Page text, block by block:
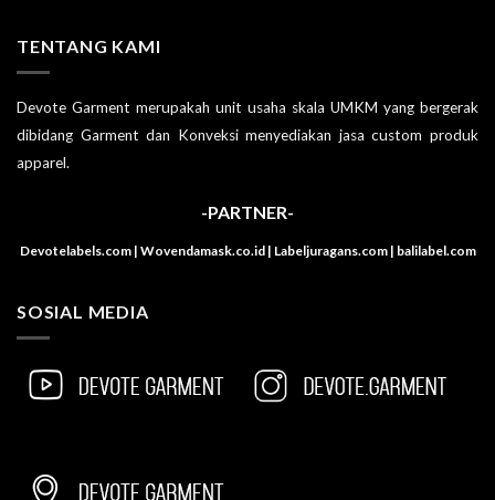
TENTANG KAMI
Devote Garment merupakah unit usaha skala UMKM yang bergerak
dibidang Garment dan Konveksi menyediakan jasa custom produk
apparel.
-PARTNER-
Devotelabels.com | Wovendamask.co.id | Labeljuragans.com | balilabel.com
SOSIAL MEDIA